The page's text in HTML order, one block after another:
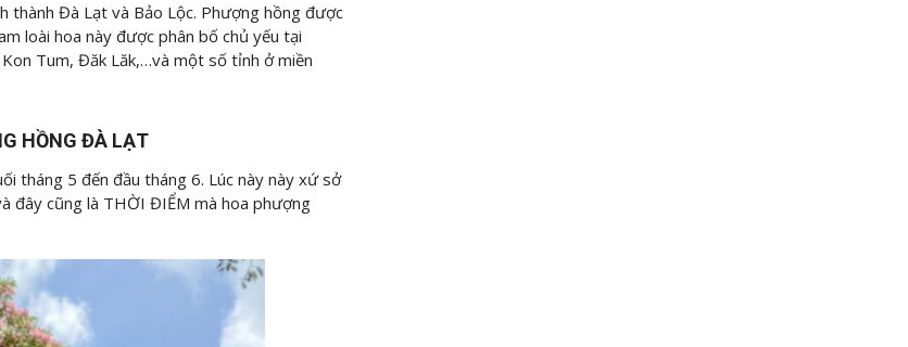
Đà Lạt và Bảo Lộc. Phượng hồng được
loài hoa này được phân bố chủ yếu tại
Tum, Đăk Lăk,…và một số tỉnh ở miền
HỒNG ĐÀ LẠT
tháng 5 đến đầu tháng 6. Lúc này này xứ sở
đây cũng là THỜI ĐIỂM mà hoa phượng